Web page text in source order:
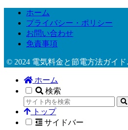
ホーム
プライバシー・ポリシー
お問い合わせ
免責事項
© 2024 電気料金と節電方法ガイド.
ホーム
検索
トップ
サイドバー